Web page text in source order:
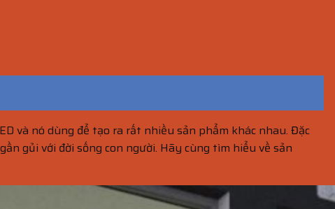
và nó dùng để tạo ra rất nhiều sản phẩm khác nhau. Đặc
gủi với đời sống con người. Hãy cùng tìm hiểu về sản